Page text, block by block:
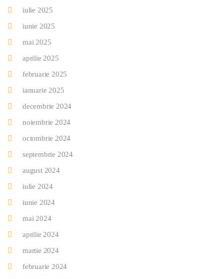
iulie 2025
iunie 2025
mai 2025
aprilie 2025
februarie 2025
ianuarie 2025
decembrie 2024
noiembrie 2024
octombrie 2024
septembrie 2024
august 2024
iulie 2024
iunie 2024
mai 2024
aprilie 2024
martie 2024
februarie 2024